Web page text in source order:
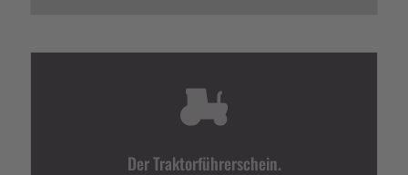
Der Traktorführerschein.